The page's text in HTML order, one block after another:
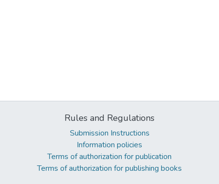
Rules and Regulations
Submission Instructions
Information policies
Terms of authorization for publication
Terms of authorization for publishing books